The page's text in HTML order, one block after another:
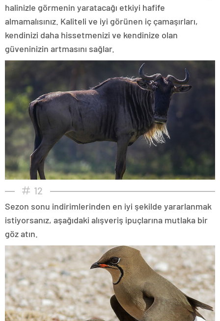
halinizle görmenin yaratacağı etkiyi hafife
almamalısınız. Kaliteli ve iyi görünen iç çamaşırları,
kendinizi daha hissetmenizi ve kendinize olan
güveninizin artmasını sağlar.
12
Sezon sonu indirimlerinden en iyi şekilde yararlanmak
istiyorsanız, aşağıdaki alışveriş ipuçlarına mutlaka bir
göz atın.